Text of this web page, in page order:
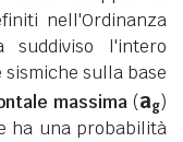
nell'Ordinanza
suddiviso l'intero
sulla base
massima (ag)
ha una probabilità